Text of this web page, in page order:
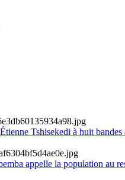
Tshisekedi à huit
appelle la population au